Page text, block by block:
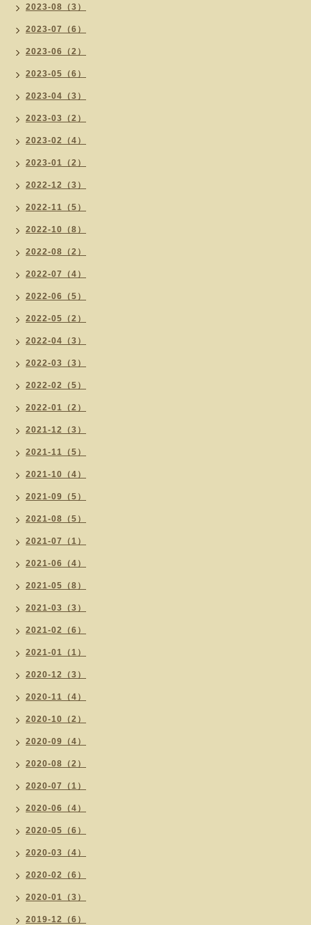
2023-08（3）
2023-07（6）
2023-06（2）
2023-05（6）
2023-04（3）
2023-03（2）
2023-02（4）
2023-01（2）
2022-12（3）
2022-11（5）
2022-10（8）
2022-08（2）
2022-07（4）
2022-06（5）
2022-05（2）
2022-04（3）
2022-03（3）
2022-02（5）
2022-01（2）
2021-12（3）
2021-11（5）
2021-10（4）
2021-09（5）
2021-08（5）
2021-07（1）
2021-06（4）
2021-05（8）
2021-03（3）
2021-02（6）
2021-01（1）
2020-12（3）
2020-11（4）
2020-10（2）
2020-09（4）
2020-08（2）
2020-07（1）
2020-06（4）
2020-05（6）
2020-03（4）
2020-02（6）
2020-01（3）
2019-12（6）